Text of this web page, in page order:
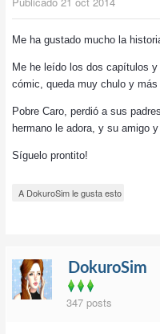
Me ha gustado mucho la
Me he leído los dos capítulos
cómic, queda muy chulo y
Pobre Caro, perdió a sus
hermano le adora, y su amigo
Síguelo prontito!
A DokuroSim le gusta esto
DokuroSim
347 posts